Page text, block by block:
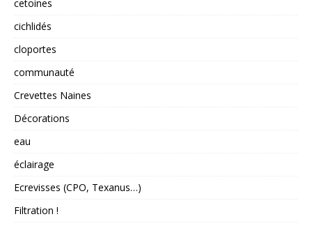
cetoines
cichlidés
cloportes
communauté
Crevettes Naines
Décorations
eau
éclairage
Ecrevisses (CPO, Texanus…)
Filtration !